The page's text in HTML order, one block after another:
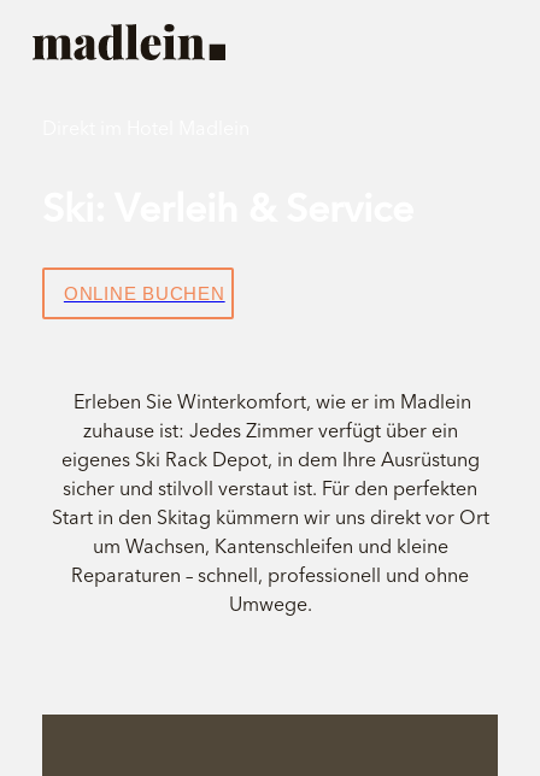
ONLINE BUCHEN
Erleben Sie Winterkomfort, wie er im Madlein
zuhause ist: Jedes Zimmer verfügt über ein
eigenes Ski Rack Depot, in dem Ihre Ausrüstung
sicher und stilvoll verstaut ist. Für den perfekten
Start in den Skitag kümmern wir uns direkt vor Ort
um Wachsen, Kantenschleifen und kleine
Reparaturen – schnell, professionell und ohne
Umwege.